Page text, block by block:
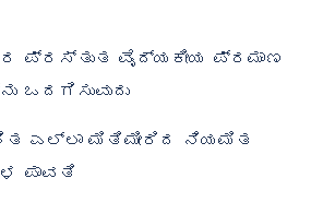
ಪ್ರಸ್ತುತ ವೈದ್ಯಕೀಯ ಪ್ರಮಾಣ
ಒದಗಿಸುವುದು
ಎಲ್ಲಾ ಮಿತಿಮೀರಿದ ನಿಯಮಿತ
ಪಾವತಿ